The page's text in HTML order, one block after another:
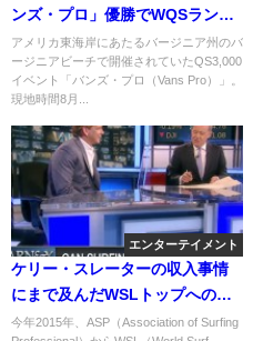
ンズ・プロ」優勝でWQSランク3
位に浮上：五十嵐カノア
アメリカ東海岸にあたるバージニア州のバ
ージニアビーチで開催されていたQS3,000
イベント「バンズ・プロ（Vans Pro）」。
現地時間8月...
エンターテイメント
ケリー・スレーターの収入事情
にまで及んだWSLトップへのイ
ンタビュー
今年2015年、ASP（Association of Surfing